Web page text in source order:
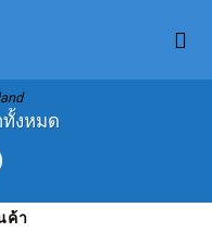
งหมด
ค้า